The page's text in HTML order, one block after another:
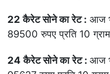
71720 रुपए प्रति 10 ग्राम
20 कैरेट सोने का रेट:आज